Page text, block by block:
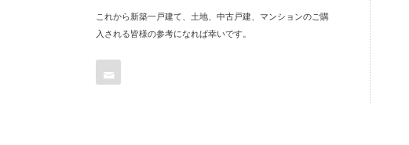
これから新築一戸建て、土地、中古戸建、マンションのご購
入される皆様の参考になれば幸いです。